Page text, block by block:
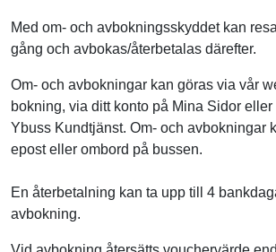
Med om- och avbokningsskyddet kan
gång och avbokas/återbetalas därefter.
Om- och avbokningar kan göras via vår
bokning, via ditt konto på Mina Sidor
Ybuss Kundtjänst. Om- och avbokningar
epost eller ombord på bussen.
En återbetalning kan ta upp till 4
avbokning.